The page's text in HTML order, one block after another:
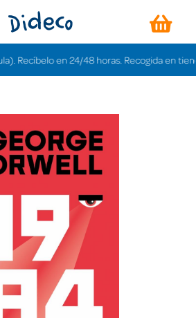
en 24/48 horas. Recogida en tiendas